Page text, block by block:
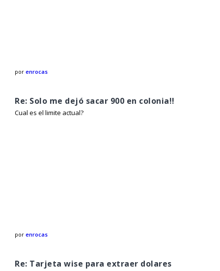
por enrocas
Re: Solo me dejó sacar 900 en colonia!!
Cual es el limite actual?
por enrocas
Re: Tarjeta wise para extraer dolares